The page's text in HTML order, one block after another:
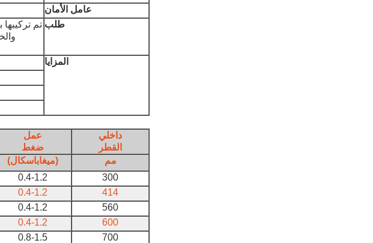
عامل الأمان
طلب تم
المزايا
داخلي
القطر
عمل
ضغط
مم
(ميغاباسكال)
300
0.4-1.2
414
0.4-1.2
560
0.4-1.2
600
0.4-1.2
700
0.8-1.5